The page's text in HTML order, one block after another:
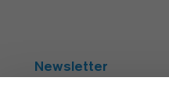
Newsletter